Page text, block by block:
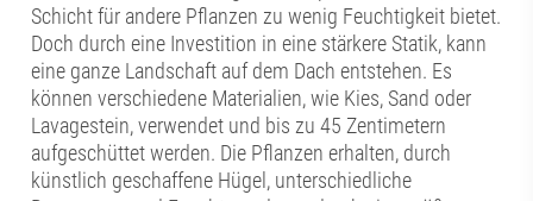
Schicht für andere Pflanzen zu wenig Feuchtigkeit bietet.
Doch durch eine Investition in eine stärkere Statik, kann
eine ganze Landschaft auf dem Dach entstehen. Es
können verschiedene Materialien, wie Kies, Sand oder
Lavagestein, verwendet und bis zu 45 Zentimetern
aufgeschüttet werden. Die Pflanzen erhalten, durch
künstlich geschaffene Hügel, unterschiedliche